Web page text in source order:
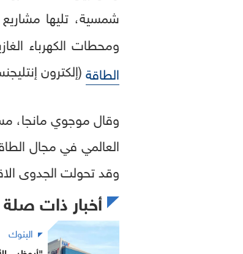
شمسية، تليها مشاريع الطاقة
ومحطات الكهرباء الغازية وعددها 22 محطة ومشاريع الطاقة الهجين
الطاقة(إلكترون
وقال موجوي مانجا،
العالمي في مجال
وقد تحولت الجدوى
أخبار ذات صلة
البنوك